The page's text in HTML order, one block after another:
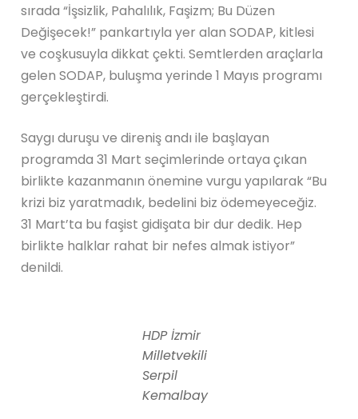
sırada “İşsizlik, Pahalılık, Faşizm; Bu Düzen
Değişecek!” pankartıyla yer alan SODAP, kitlesi
ve coşkusuyla dikkat çekti. Semtlerden araçlarla
gelen SODAP, buluşma yerinde 1 Mayıs programı
gerçekleştirdi.
Saygı duruşu ve direniş andı ile başlayan
programda 31 Mart seçimlerinde ortaya çıkan
birlikte kazanmanın önemine vurgu yapılarak “Bu
krizi biz yaratmadık, bedelini biz ödemeyeceğiz.
31 Mart’ta bu faşist gidişata bir dur dedik. Hep
birlikte halklar rahat bir nefes almak istiyor”
denildi.
HDP İzmir
Milletvekili
Serpil
Kemalbay